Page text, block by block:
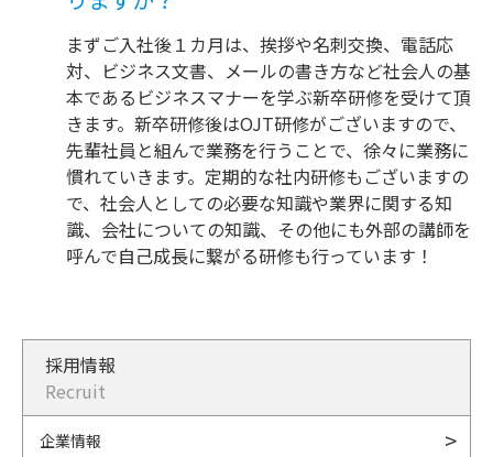
まずご入社後１カ月は、挨拶や名刺交換、電話応
対、ビジネス文書、メールの書き方など社会人の基
本であるビジネスマナーを学ぶ新卒研修を受けて頂
きます。新卒研修後はOJT研修がございますので、
先輩社員と組んで業務を行うことで、徐々に業務に
慣れていきます。定期的な社内研修もございますの
で、社会人としての必要な知識や業界に関する知
識、会社についての知識、その他にも外部の講師を
呼んで自己成長に繋がる研修も行っています！
採用情報
Recruit
企業情報